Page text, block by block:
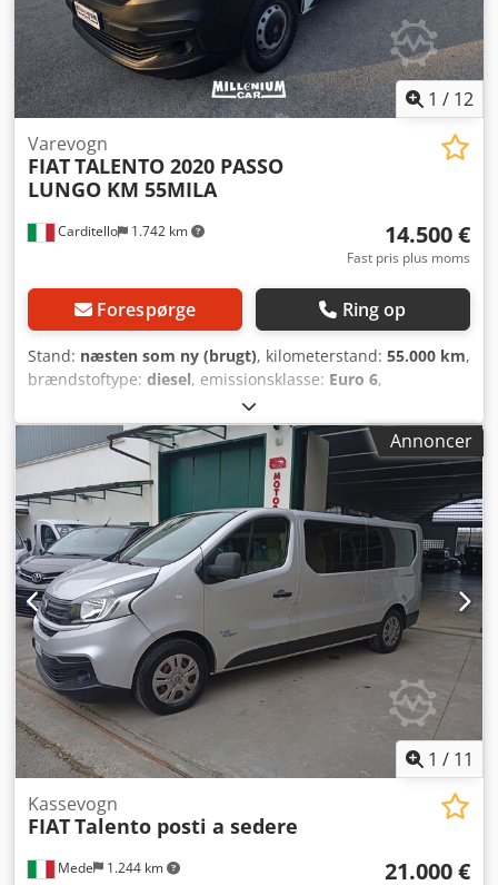
1 / 12
Carditello 1.742 km
Varevogn
FIATTALENTO 2020 PASSO
LUNGO KM 55MILA
14.500 €
Fast pris plus moms
Forespørge Ring op
Stand: næsten som ny (brugt), kilometerstand: 55.000 km,
brændstoftype: diesel, emissionsklasse: Euro 6,
, FIAT TALENTO ÅR 2020, 2.0 DIESEL-
MOTOR, LANG AKSELAFSTAND, 55.000 KM, ÉN EJER,
AIRCONDITION, FABRIKSMONTERET RADIO,
PARKERINGSSENSORER, NYE DÆK, NYSERVICERET, 1 ÅRS
GARANTI, FINANSIERING MULIG. Djdpfxswwimus Af Tjkr
Annoncer
1 / 11
Mede 1.244 km
Kassevogn
FIATTalento posti a sedere
21.000 €